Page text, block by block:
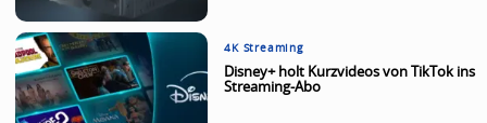
4K Streaming
Disney+ holt Kurzvideos von TikTok ins
Streaming-Abo